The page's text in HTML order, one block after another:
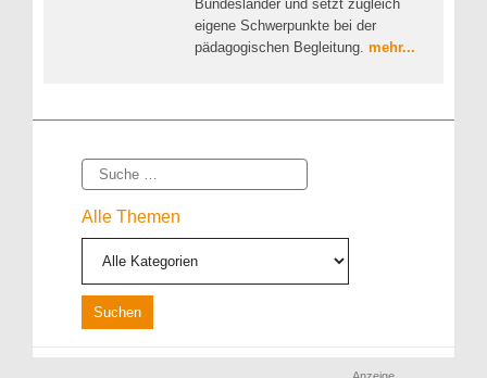
Bundesländer und setzt zugleich
eigene Schwerpunkte bei der
pädagogischen Begleitung. mehr...
Suche
Alle Themen